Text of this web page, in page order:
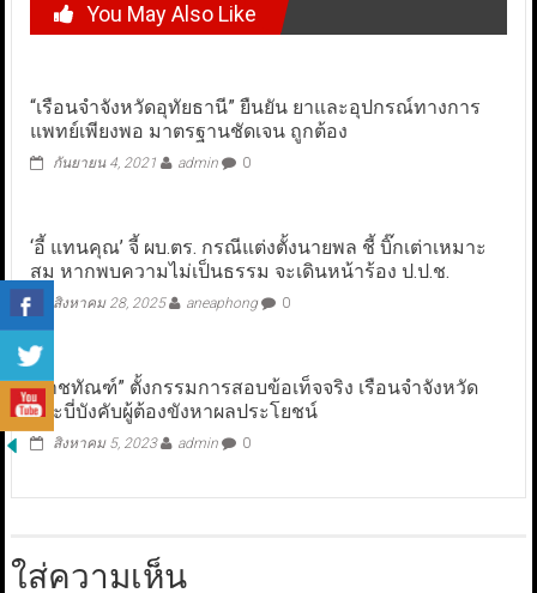
You May Also Like
“เรือนจำจังหวัดอุทัยธานี” ยืนยัน ยาและอุปกรณ์ทางการ
แพทย์เพียงพอ มาตรฐานชัดเจน ถูกต้อง
กันยายน 4, 2021 admin 0
‘อี้ แทนคุณ’ จี้ ผบ.ตร. กรณีแต่งตั้งนายพล ชี้ บิ๊กเต่าเหมาะ
สม หากพบความไม่เป็นธรรม จะเดินหน้าร้อง ป.ป.ช.
สิงหาคม 28, 2025 aneaphong 0
“ราชทัณฑ์” ตั้งกรรมการสอบข้อเท็จจริง เรือนจำจังหวัด
กระบี่บังคับผู้ต้องขังหาผลประโยชน์
สิงหาคม 5, 2023 admin 0
ใส่ความเห็น